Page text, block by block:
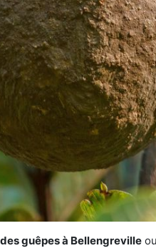
guêpes à Bellengreville